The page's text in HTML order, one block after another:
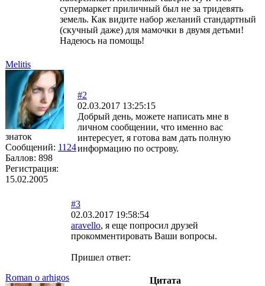
супермаркет приличный был не за тридевять
земель. Как видите набор желаний стандартный
(скучный даже) для мамочки в двумя детьми!
Надеюсь на помощь!
Melitis
знаток
Сообщений: 1124
Баллов: 898
Регистрация:
15.02.2005
#2
02.03.2017 13:25:15
Добрый день, можете написать мне в
личном сообщении, что именно вас
интересует, я готова вам дать полную
информацию по острову.
Roman o arhigos
#3
02.03.2017 19:58:54
aravello, я еще попросил друзей
прокомментировать Ваши вопросы.
Пришел ответ:
Цитата